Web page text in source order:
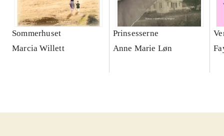
Sommerhuset
Marcia Willett
Prinsesserne
Anne Marie Løn